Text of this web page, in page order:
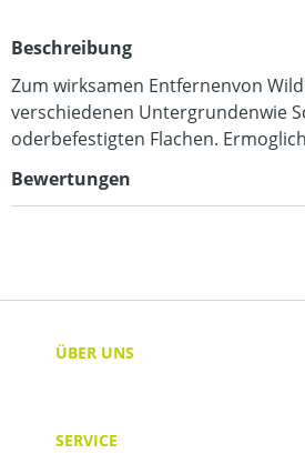
Beschreibung
Zum wirksamen Entfernenvon
verschiedenen Untergrundenwie
oderbefestigten Flachen.
Bewertungen
ÜBER UNS
SERVICE